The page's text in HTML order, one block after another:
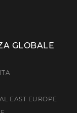
GLOBALE
EAST EUROPE